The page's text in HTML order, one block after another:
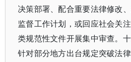
决策部署、配合重要法律修改
监督工作计划，或回应社会关
类规范性文件开展集中审查。
针对部分地方出台规定突破法